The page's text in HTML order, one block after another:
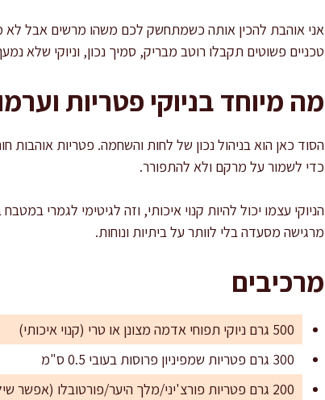
אני אוהבת להכין אותה כשמתחשק לכם משהו מרשים אבל לא
טכניים פשוטים תקבלו רוטב מבריק, סמיך נכון, וניוקי שלא
מה מיוחד בניוקי פטריות
הסוד כאן הוא בניהול נכון של לחות והשחמה. פטריות אוהבות
כדי לשמור על מרקם ולא להתפורר.
הניוקי עצמו יכול להיות קנוי איכותי, וזה לגיטימי לגמרי
מרגישה מסעדה בלי לוותר על ביתיות ונוחות.
מרכיבים
500 גרם ניוקי תפוחי אדמה מצונן או טרי (קנוי איכותי)
300 גרם פטריות שמפיניון פרוסות בעובי 0.5 ס"מ
200 גרם פטריות פורצ'יני/מלך היער/פורטובלו (אפשר שילוב), פרוסות